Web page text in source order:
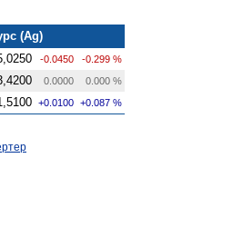
(Ag)
-0.0450 -0.299 %
0.0000 0.000 %
+0.0100 +0.087 %